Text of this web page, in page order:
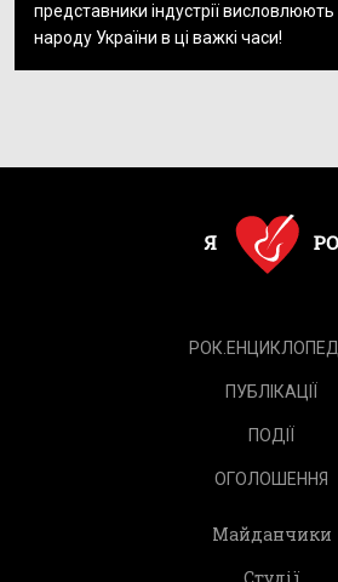
представники індустрії
народу України в ці важкі часи!
ПУБЛІКАЦІЇ
ПОДІЇ
ОГОЛОШЕННЯ
Майданчики